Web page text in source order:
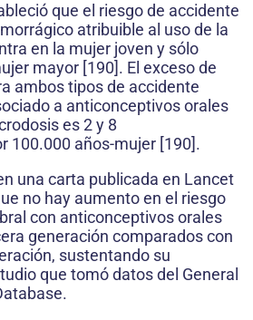
que el riesgo de accidente
atribuible al uso de la
en la mujer joven y sólo
mayor [190]. El exceso de
ambos tipos de accidente
a anticonceptivos orales
es 2 y 8
100.000 años-mujer [190].
una carta publicada en Lancet
no hay aumento en el riesgo
con anticonceptivos orales
generación comparados con
sustentando su
que tomó datos del General